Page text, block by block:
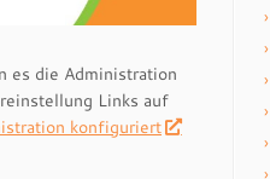
es die Administration
Links auf
konfiguriert